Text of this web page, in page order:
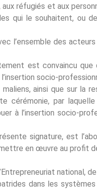
réfugiés et aux
qui le souhaitent, ou
l’ensemble des
est convaincu
socio-
ainsi que sur la
cérémonie, par
à l’insertion socio-
signature, est
en œuvre au profit
national,
dans les